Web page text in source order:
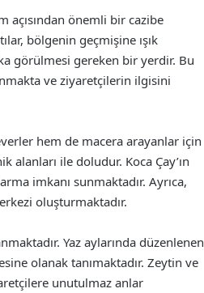
önemli bir cazibe
bölgenin geçmişine ışık
görülmesi gereken bir yerdir. Bu
ve ziyaretçilerin ilgisini
hem de macera arayanlar için
ile doludur. Koca Çay’ın
imkanı sunmaktadır. Ayrıca,
oluşturmaktadır.
Yaz aylarında düzenlenen
olanak tanımaktadır. Zeytin ve
unutulmaz anlar